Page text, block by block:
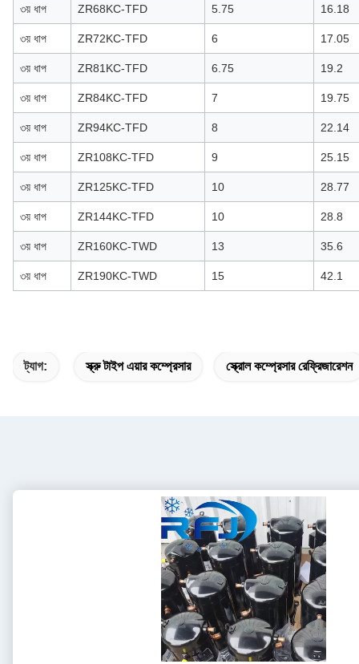
৩য় ধাপ ZR68KC-TFD 5.75 16.18
৩য় ধাপ ZR72KC-TFD 6 17.05
৩য় ধাপ ZR81KC-TFD 6.75 19.2
৩য় ধাপ ZR84KC-TFD 7 19.75
৩য় ধাপ ZR94KC-TFD 8 22.14
৩য় ধাপ ZR108KC-TFD 9 25.15
৩য় ধাপ ZR125KC-TFD 10 28.77
৩য় ধাপ ZR144KC-TFD 10 28.8
৩য় ধাপ ZR160KC-TWD 13 35.6
৩য় ধাপ ZR190KC-TWD 15 42.1
ট্যাগ: স্ক্রু টাইপ এয়ার কম্প্রেসার স্ক্রোল কম্প্রেসার রেফ্রিজারেশন